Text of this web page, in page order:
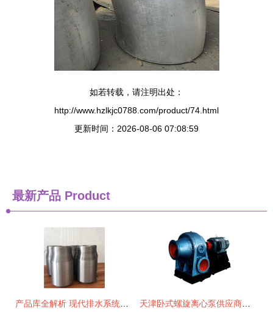
如若转载，请注明出处：
http://www.hzlkjc0788.com/product/74.html
更新时间：2026-08-06 07:08:59
最新产品 Product